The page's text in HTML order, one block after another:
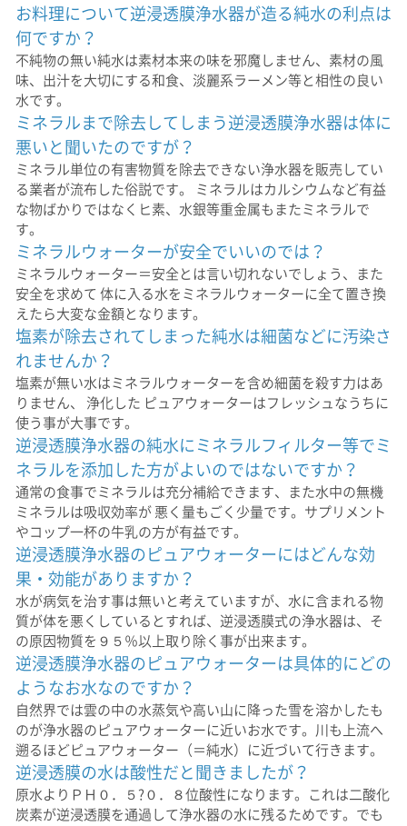
お料理について逆浸透膜浄水器が造る純水の利点は
何ですか？
不純物の無い純水は素材本来の味を邪魔しません、素材の風
味、出汁を大切にする和食、淡麗系ラーメン等と相性の良い
水です。
ミネラルまで除去してしまう逆浸透膜浄水器は体に
悪いと聞いたのですが？
ミネラル単位の有害物質を除去できない浄水器を販売してい
る業者が流布した俗説です。 ミネラルはカルシウムなど有益
な物ばかりではなくヒ素、水銀等重金属もまたミネラルで
す。
ミネラルウォーターが安全でいいのでは？
ミネラルウォーター＝安全とは言い切れないでしょう、また
安全を求めて 体に入る水をミネラルウォーターに全て置き換
えたら大変な金額となります。
塩素が除去されてしまった純水は細菌などに汚染さ
れませんか？
塩素が無い水はミネラルウォーターを含め細菌を殺す力はあ
りません、 浄化した ピュアウォーターはフレッシュなうちに
使う事が大事です。
逆浸透膜浄水器の純水にミネラルフィルター等でミ
ネラルを添加した方がよいのではないですか？
通常の食事でミネラルは充分補給できます、また水中の無機
ミネラルは吸収効率が 悪く量もごく少量です。サプリメント
やコップ一杯の牛乳の方が有益です。
逆浸透膜浄水器のピュアウォーターにはどんな効
果・効能がありますか？
水が病気を治す事は無いと考えていますが、水に含まれる物
質が体を悪くしているとすれば、逆浸透膜式の浄水器は、そ
の原因物質を９５％以上取り除く事が出来ます。
逆浸透膜浄水器のピュアウォーターは具体的にどの
ようなお水なのですか？
自然界では雲の中の水蒸気や高い山に降った雪を溶かしたも
のが浄水器のピュアウォーターに近いお水です。川も上流へ
遡るほどピュアウォーター（＝純水）に近づいて行きます。
逆浸透膜の水は酸性だと聞きましたが？
原水よりＰＨ０．５?０．８位酸性になります。これは二酸化
炭素が逆浸透膜を通過して浄水器の水に残るためです。でも